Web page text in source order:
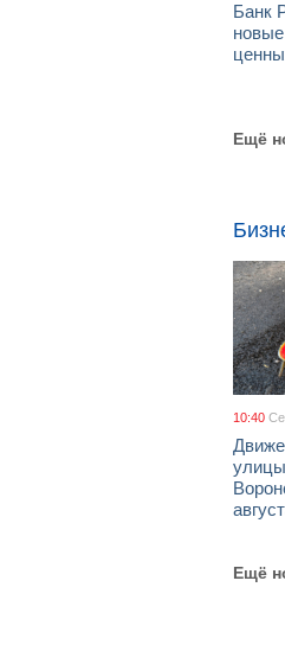
Банк
Ещё
10:40
Ещё